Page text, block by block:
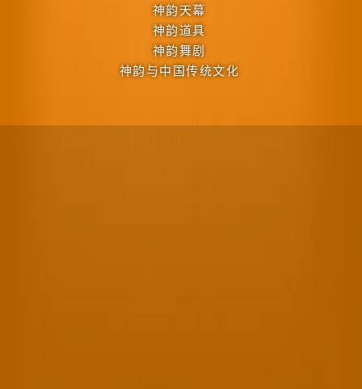
神韵天幕
神韵道具
神韵舞剧
神韵与中国传统文化